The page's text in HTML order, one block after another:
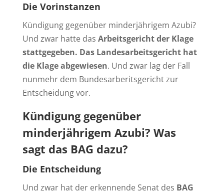
Die Vorinstanzen
Kündigung gegenüber minderjährigem Azubi?
Und zwar hatte das Arbeitsgericht der Klage
stattgegeben. Das Landesarbeitsgericht hat
die Klage abgewiesen. Und zwar lag der Fall
nunmehr dem Bundesarberitsgericht zur
Entscheidung vor.
Kündigung gegenüber
minderjährigem Azubi? Was
sagt das BAG dazu?
Die Entscheidung
Und zwar hat der erkennende Senat des BAG